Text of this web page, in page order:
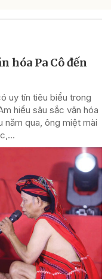
hóa Pa Cô đến
uy tín tiêu biểu trong
hiểu sâu sắc văn hóa
năm qua, ông miệt mài